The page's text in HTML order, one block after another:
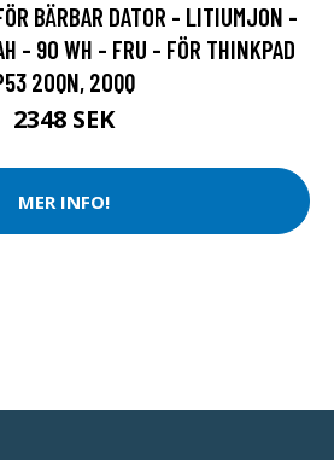
BÄRBAR DATOR - LITIUMJON -
- 90 WH - FRU - FÖR THINKPAD
20QN, 20QQ
2348 SEK
MER INFO!